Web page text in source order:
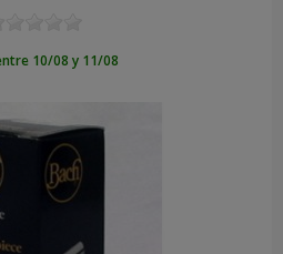
10/08 y 11/08